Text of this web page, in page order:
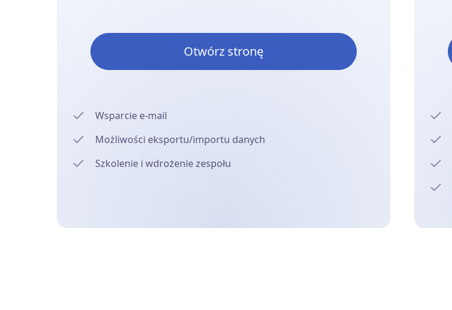
Otwórz stronę
Wsparcie e-mail
Możliwości eksportu/importu danych
Szkolenie i wdrożenie zespołu